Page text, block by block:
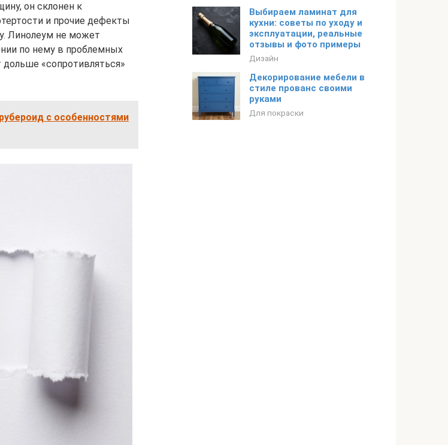
он склонен к
и прочие дефекты
Линолеум не может
по нему в проблемных
«сопротивляться»
с особенностями
Выбираем ламинат для
кухни: советы по уходу и
эксплуатации, реальные
отзывы и фото примеры
Дизайн
Декорирование мебели в
стиле прованс своими
руками
Для покраски